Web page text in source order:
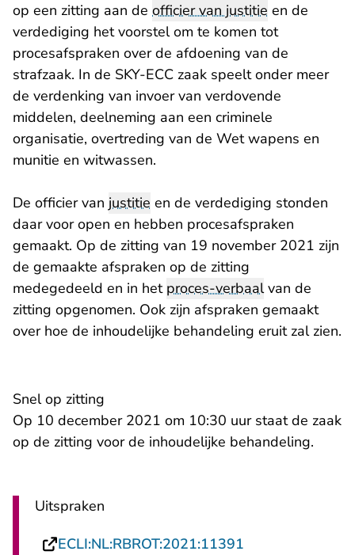
op een zitting aan de officier van justitie en de
verdediging het voorstel om te komen tot
procesafspraken over de afdoening van de
strafzaak. In de SKY-ECC zaak speelt onder meer
de verdenking van invoer van verdovende
middelen, deelneming aan een criminele
organisatie, overtreding van de Wet wapens en
munitie en witwassen.
De officier van justitie en de verdediging stonden
daar voor open en hebben procesafspraken
gemaakt. Op de zitting van 19 november 2021 zijn
de gemaakte afspraken op de zitting
medegedeeld en in het proces-verbaalvan de
zitting opgenomen. Ook zijn afspraken gemaakt
over hoe de inhoudelijke behandeling eruit zal zien.
Snel op zitting
Op 10 december 2021 om 10:30 uur staat de zaak
op de zitting voor de inhoudelijke behandeling.
Uitspraken
ECLI:NL:RBROT:2021:11391